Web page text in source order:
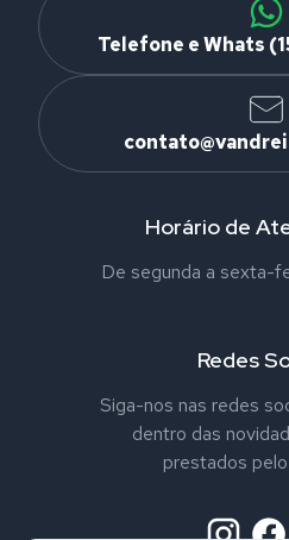
Telefone e Whats
Horário de
De segunda a sexta-
Redes
Siga-nos nas redes
dentro das
prestados